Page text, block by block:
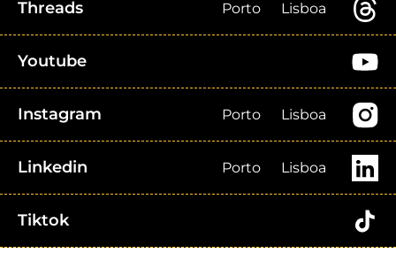
Threads Porto Lisboa
Youtube
Instagram Porto Lisboa
Linkedin Porto Lisboa
Tiktok